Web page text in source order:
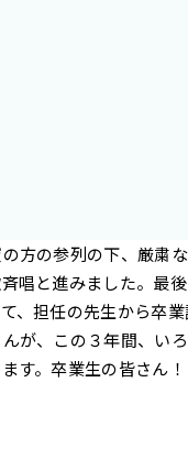
方の参列の下、厳粛
と進みました。最
、担任の先生から卒業
が、この３年間、い
す。卒業生の皆さん！